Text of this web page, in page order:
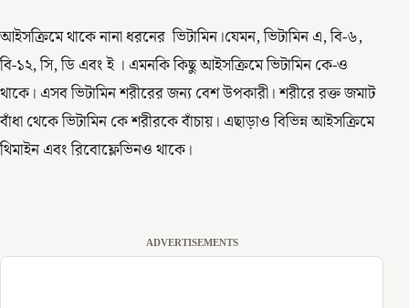
আইসক্রিমে থাকে নানা ধরনের ভিটামিন।যেমন, ভি‌টামিন এ, বি-৬,
বি-১২, সি, ডি এবং ই । এমনকি কিছু আইসক্রিমে ভিটামিন কে-ও
থাকে। এসব ভিটামিন শরীরের জন্য বেশ উপকারী। শরীরে রক্ত জমাট
বাঁধা থেকে ভিটামিন কে শরীরকে বাঁচায়। এছাড়াও বিভিন্ন আইসক্রিমে
থিমাইন এবং রিবোফ্লেভিনও থাকে।
ADVERTISEMENTS